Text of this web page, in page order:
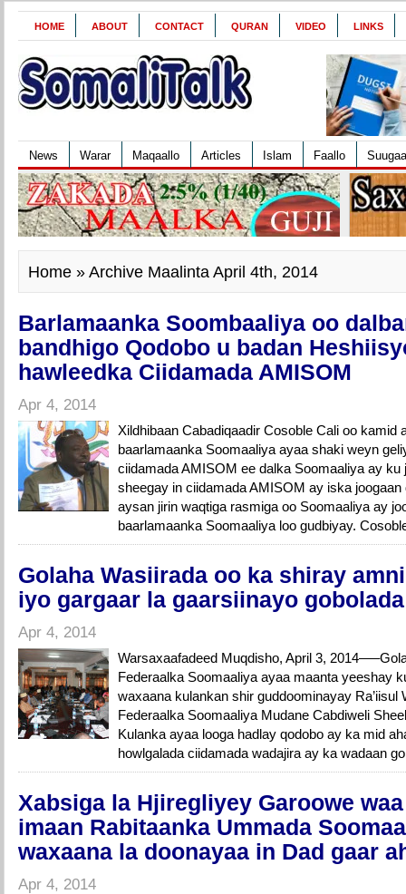
HOME ABOUT CONTACT QURAN VIDEO LINKS
News Warar Maqaallo Articles Islam Faallo
Home » Archive Maalinta April 4th, 2014
Barlamaanka Soombaaliya oo
bandhigo Qodobo u badan
hawleedka Ciidamada AMISOM
Apr 4, 2014
Xildhibaan Cabadiqaadir Cosoble Cali oo kamid
baarlamaanka Soomaaliya ayaa shaki weyn
ciidamada AMISOM ee dalka Soomaaliya ay ku
sheegay in ciidamada AMISOM ay iska
aysan jirin waqtiga rasmiga oo Soomaaliya ay
baarlamaanka Soomaaliya loo gudbiyay.
Golaha Wasiirada oo ka shiray
iyo gargaar la gaarsiinayo gobolada
Apr 4, 2014
Warsaxaafadeed Muqdisho, April 3,
Federaalka Soomaaliya ayaa maanta yeeshay
waxaana kulankan shir guddoominayay Ra’iisul
Federaalka Soomaaliya Mudane Cabdiweli
Kulanka ayaa looga hadlay qodobo ay ka mid
howlgalada ciidamada wadajira ay ka wadaan
Xabsiga la Hjiregliyey Garoowe
imaan Rabitaanka Ummada
waxaana la doonayaa in Dad gaar
Apr 4, 2014